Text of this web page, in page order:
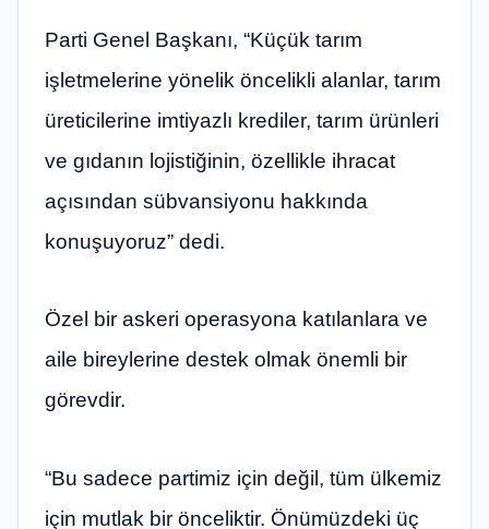
Parti Genel Başkanı, “Küçük tarım
işletmelerine yönelik öncelikli alanlar, tarım
üreticilerine imtiyazlı krediler, tarım ürünleri
ve gıdanın lojistiğinin, özellikle ihracat
açısından sübvansiyonu hakkında
konuşuyoruz” dedi.
Özel bir askeri operasyona katılanlara ve
aile bireylerine destek olmak önemli bir
görevdir.
“Bu sadece partimiz için değil, tüm ülkemiz
için mutlak bir önceliktir. Önümüzdeki üç